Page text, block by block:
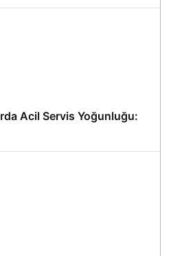
Acil Servis Yoğunluğu: